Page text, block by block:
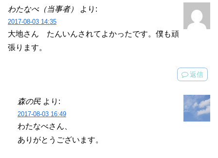
わたなべ（当事者） より:
2017-08-03 14:35
大地さん たんいんされてよかったです。僕も頑
張ります。
返信
森の民 より:
2017-08-03 16:49
わたなべさん、
ありがとうございます。